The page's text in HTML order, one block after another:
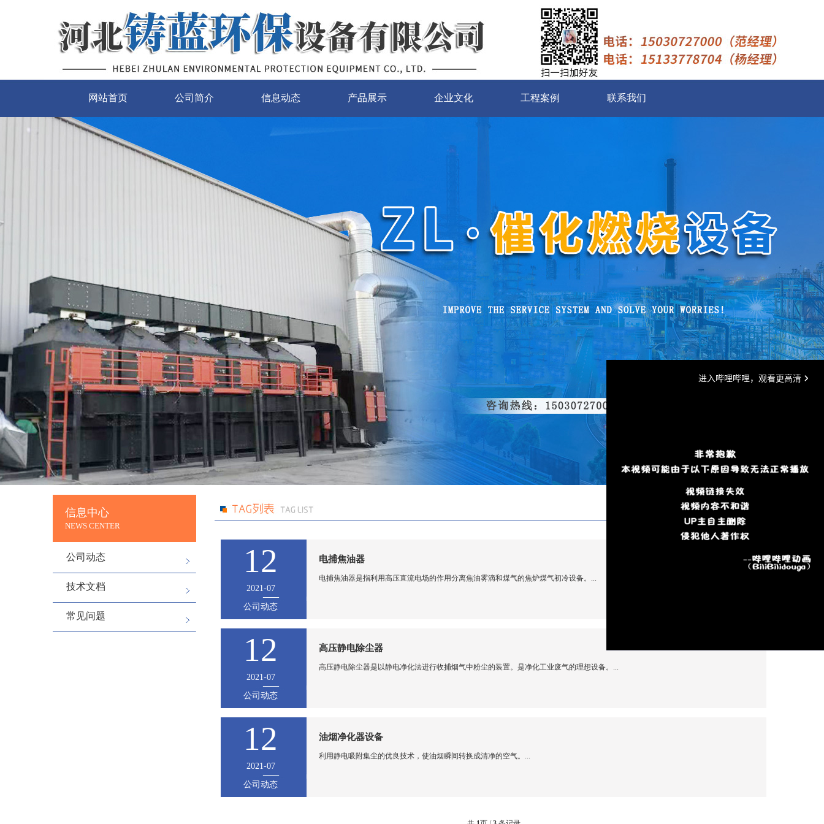
网站首页 公司简介 信息动态 产品展示 企业文化 工程案例 联系我们
信息中心
NEWS CENTER
公司动态
技术文档
常见问题
当前位置：返回首页>TAG标签首页
12
2021-07
公司动态
电捕焦油器
电捕焦油器是指利用高压直流电场的作用分离焦油雾滴和煤气的焦炉煤气初冷设备。...
12
2021-07
公司动态
高压静电除尘器
高压静电除尘器是以静电净化法进行收捕烟气中粉尘的装置。是净化工业废气的理想设备。...
12
2021-07
公司动态
油烟净化器设备
利用静电吸附集尘的优良技术，使油烟瞬间转换成清净的空气。...